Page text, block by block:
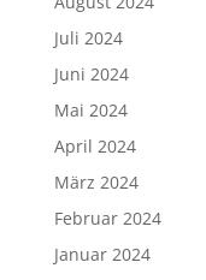
Juli 2024
Juni 2024
Mai 2024
April 2024
März 2024
Februar 2024
Januar 2024